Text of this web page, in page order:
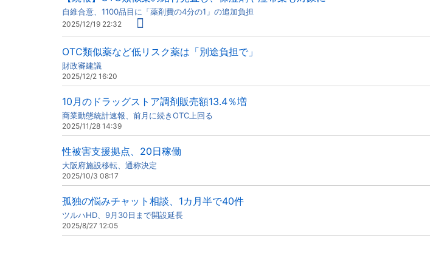
自維合意、1100品目に「薬剤費の4分の1」の追加負担
2025/12/19 22:32
OTC類似薬など低リスク薬は「別途負担で」
財政審建議
2025/12/2 16:20
10月のドラッグストア調剤販売額13.4％増
商業動態統計速報、前月に続きOTC上回る
2025/11/28 14:39
性被害支援拠点、20日稼働
大阪府施設移転、通称決定
2025/10/3 08:17
孤独の悩みチャット相談、1カ月半で40件
ツルハHD、9月30日まで開設延長
2025/8/27 12:05